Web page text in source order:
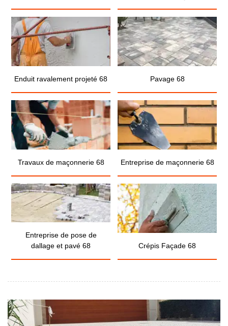
Enduit ravalement projeté 68 Pavage 68
Travaux de maçonnerie 68 Entreprise de maçonnerie 68
Entreprise de pose de
dallage et pavé 68
Crépis Façade 68